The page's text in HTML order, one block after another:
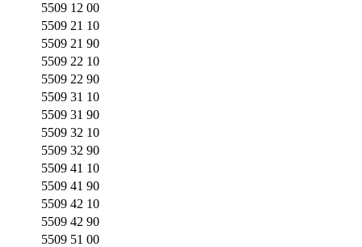
5509 12 00
5509 21 10
5509 21 90
5509 22 10
5509 22 90
5509 31 10
5509 31 90
5509 32 10
5509 32 90
5509 41 10
5509 41 90
5509 42 10
5509 42 90
5509 51 00